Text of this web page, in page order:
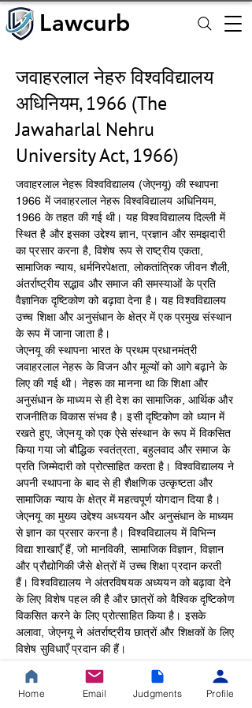
Lawcurb
Lawcurb
जवाहरलाल नेहरु विश्‍वविद्यालय
अधिनियम, 1966 (The
Jawaharlal Nehru
University Act, 1966)
जवाहरलाल नेहरू विश्वविद्यालय (जेएनयू) की स्थापना
1966 में जवाहरलाल नेहरू विश्वविद्यालय अधिनियम,
1966 के तहत की गई थी। यह विश्वविद्यालय दिल्ली में
स्थित है और इसका उद्देश्य ज्ञान, प्रज्ञान और समझदारी
का प्रसार करना है, विशेष रूप से राष्ट्रीय एकता,
सामाजिक न्याय, धर्मनिरपेक्षता, लोकतांत्रिक जीवन शैली,
अंतर्राष्ट्रीय सद्भाव और समाज की समस्याओं के प्रति
वैज्ञानिक दृष्टिकोण को बढ़ावा देना है। यह विश्वविद्यालय
उच्च शिक्षा और अनुसंधान के क्षेत्र में एक प्रमुख संस्थान
के रूप में जाना जाता है।
जेएनयू की स्थापना भारत के प्रथम प्रधानमंत्री
जवाहरलाल नेहरू के विजन और मूल्यों को आगे बढ़ाने के
लिए की गई थी। नेहरू का मानना था कि शिक्षा और
अनुसंधान के माध्यम से ही देश का सामाजिक, आर्थिक और
राजनीतिक विकास संभव है। इसी दृष्टिकोण को ध्यान में
रखते हुए, जेएनयू को एक ऐसे संस्थान के रूप में विकसित
किया गया जो बौद्धिक स्वतंत्रता, बहुलवाद और समाज के
प्रति जिम्मेदारी को प्रोत्साहित करता है। विश्वविद्यालय ने
अपनी स्थापना के बाद से ही शैक्षणिक उत्कृष्टता और
सामाजिक न्याय के क्षेत्र में महत्वपूर्ण योगदान दिया है।
जेएनयू का मुख्य उद्देश्य अध्ययन और अनुसंधान के माध्यम
से ज्ञान का प्रसार करना है। विश्वविद्यालय में विभिन्न
विद्या शाखाएँ हैं, जो मानविकी, सामाजिक विज्ञान, विज्ञान
और प्रौद्योगिकी जैसे क्षेत्रों में उच्च शिक्षा प्रदान करती
हैं। विश्वविद्यालय ने अंतरविषयक अध्ययन को बढ़ावा देने
के लिए विशेष पहल की है और छात्रों को वैश्विक दृष्टिकोण
विकसित करने के लिए प्रोत्साहित किया है। इसके
अलावा, जेएनयू ने अंतर्राष्ट्रीय छात्रों और शिक्षकों के लिए
विशेष सुविधाएँ प्रदान की हैं।
जेएनयू ने भारतीय समाज की विविधता और संस्कृति के
अध्ययन के लिए विशेष विभाग और संस्थान स्थापित किए
Home Email Judgments Profile